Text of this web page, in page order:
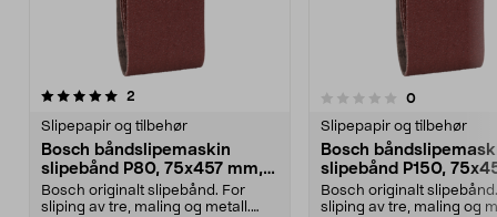
2
Slipepapir og tilbehør
Bosch båndslipemaskin
slipebånd P80, 75x457 mm,
3-pakning
Bosch originalt slipebånd. For
sliping av tre, maling og metall.
0.0 av 5 stjerner 0anmeldelser
Slipepapir og tilbehør
Bosch
slipebånd P150,
3-pakning
Bosch originalt
sliping av tre, maling og